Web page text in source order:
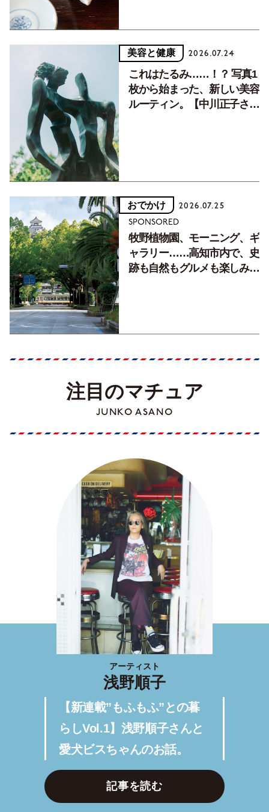
美容と健康 2026.07.24
これはたるみ……！？ 写真1
枚から始まった、新しい美容
ルーティン。【中川正子さん
おでかけ 2026.07.25
SPONSORED
牧野植物園、モーニング、ギ
ャラリー……高知市内で、史
跡も自然もグルメも楽しみ尽
注目のマチュア
JUNKO ASANO
アーティスト
浅野順子
【新連載”もふもふ”との暮
らしVol.1】浅野順子さんと
愛犬ビスちゃんのお話。
記事を読む